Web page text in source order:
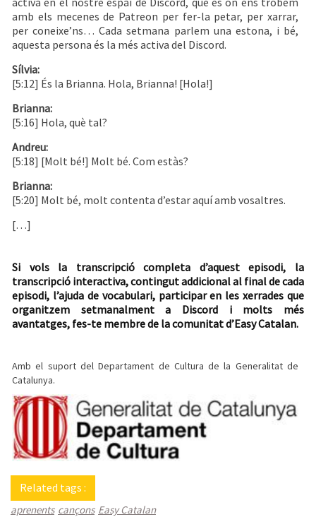
amb els mecenes de Patreon per fer-la petar, per xarrar,
per coneixe’ns… Cada setmana parlem una estona, i bé,
aquesta persona és la més activa del Discord.
Sílvia:
[5:12] És la Brianna. Hola, Brianna! [Hola!]
Brianna:
[5:16] Hola, què tal?
Andreu:
[5:18] [Molt bé!] Molt bé. Com estàs?
Brianna:
[5:20] Molt bé, molt contenta d’estar aquí amb vosaltres.
[…]
Si vols la transcripció completa d’aquest episodi, la
transcripció interactiva, contingut addicional al final de cada
episodi, l’ajuda de vocabulari, participar en les xerrades que
organitzem setmanalment a Discord i molts més
avantatges, fes-te membre de la comunitat d’Easy Catalan.
Amb el suport del Departament de Cultura de la Generalitat de
Catalunya.
Related tags :
aprenents cançons Easy Catalan